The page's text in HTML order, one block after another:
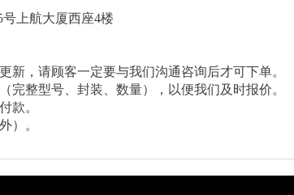
号上航大厦西座4楼
新，请顾客一定要与我们沟通咨询后才可下单。
完整型号、封装、数量），以便我们及时报价。
款。
）。